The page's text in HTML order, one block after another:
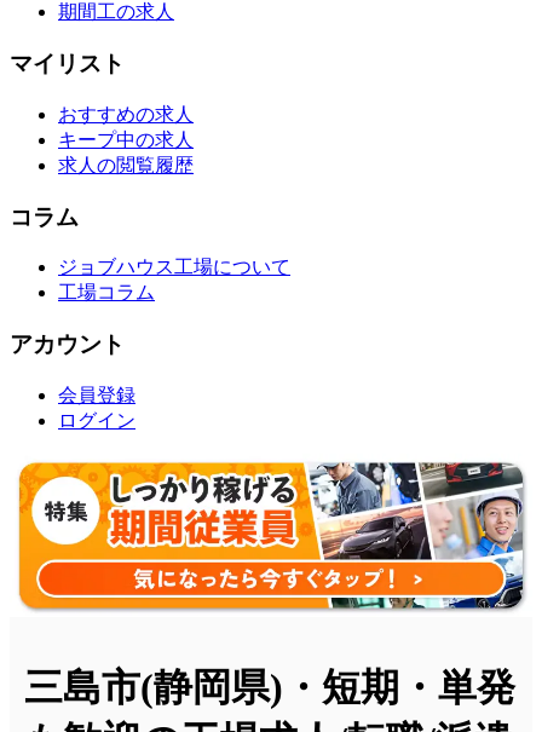
期間工の求人
マイリスト
おすすめの求人
キープ中の求人
求人の閲覧履歴
コラム
ジョブハウス工場について
工場コラム
アカウント
会員登録
ログイン
三島市(静岡県)・短期・単発